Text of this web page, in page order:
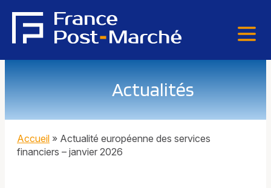
Actualités
Accueil » Actualité européenne des services
financiers – janvier 2026